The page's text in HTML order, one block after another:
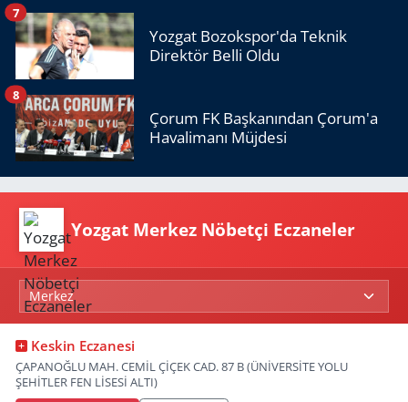
Yozgat Bozokspor'da Teknik
Direktör Belli Oldu
7
Çorum FK Başkanından Çorum'a
Havalimanı Müjdesi
8
Yozgat Merkez Nöbetçi Eczaneler
Keskin Eczanesi
ÇAPANOĞLU MAH. CEMİL ÇİÇEK CAD. 87 B (ÜNİVERSİTE YOLU
ŞEHİTLER FEN LİSESİ ALTI)